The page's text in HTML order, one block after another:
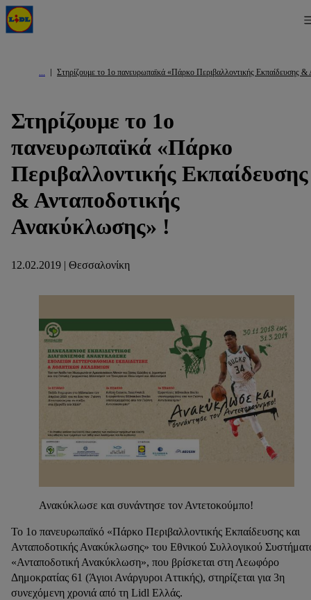
Στηρίζουμε το 1ο πανευρωπαϊκά «Πάρκο Περιβαλλοντικής Εκπαίδευσης
Στηρίζουμε το 1ο
πανευρωπαϊκά «Πάρκο
Περιβαλλοντικής Εκπαίδευσης
& Ανταποδοτικής
Ανακύκλωσης» !
12.02.2019 | Θεσσαλονίκη
Ανακύκλωσε και συνάντησε τον Αντετοκούμπο!
Το 1ο πανευρωπαϊκό «Πάρκο Περιβαλλοντικής Εκπαίδευσης και
Ανταποδοτικής Ανακύκλωσης» του Εθνικού Συλλογικού
«Ανταποδοτική Ανακύκλωση», που βρίσκεται στη Λεωφόρο
Δημοκρατίας 61 (Άγιοι Ανάργυροι Αττικής), στηρίζεται για 3η
συνεχόμενη χρονιά από τη Lidl Ελλάς.